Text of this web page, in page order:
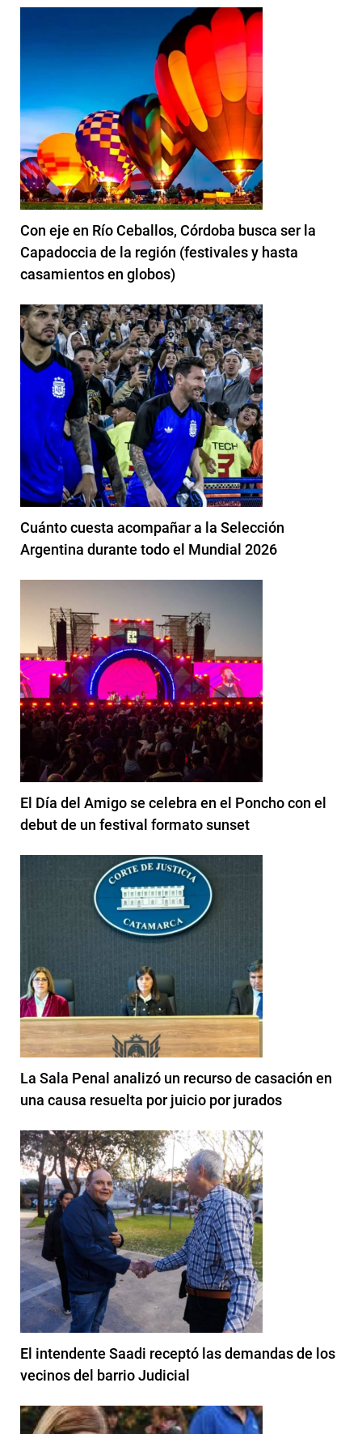
Con eje en Río Ceballos, Córdoba busca ser la
Capadoccia de la región (festivales y hasta
casamientos en globos)
Cuánto cuesta acompañar a la Selección
Argentina durante todo el Mundial 2026
El Día del Amigo se celebra en el Poncho con el
debut de un festival formato sunset
La Sala Penal analizó un recurso de casación en
una causa resuelta por juicio por jurados
El intendente Saadi receptó las demandas de los
vecinos del barrio Judicial